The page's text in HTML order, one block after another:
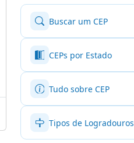
Buscar um CEP
CEPs por Estado
Tudo sobre CEP
Tipos de Logradouros